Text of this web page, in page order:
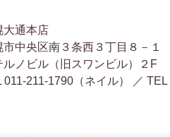
大通本店
市中央区南３条西３丁目８－１
ルノビル（旧スワンビル）２F
011-211-1790（ネイル） ／